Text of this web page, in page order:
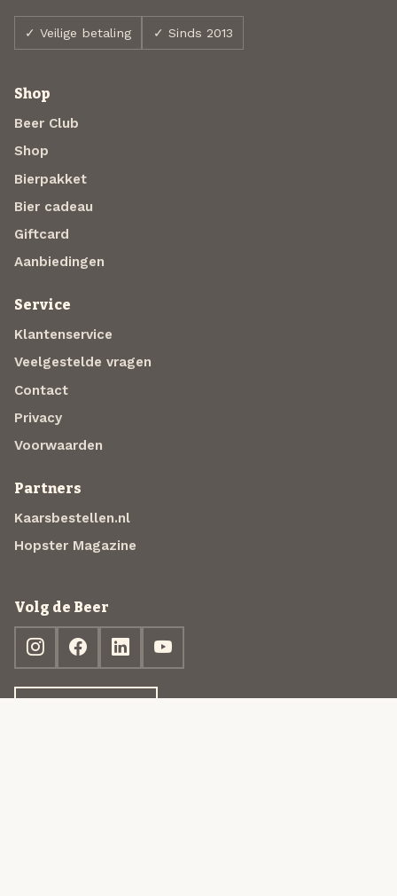
✓ Veilige betaling ✓ Sinds 2013
Shop
Beer Club
Shop
Bierpakket
Bier cadeau
Giftcard
Aanbiedingen
Service
Klantenservice
Veelgestelde vragen
Contact
Privacy
Voorwaarden
Partners
Kaarsbestellen.nl
Hopster Magazine
Volg de Beer